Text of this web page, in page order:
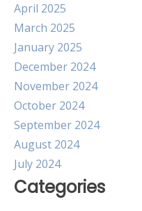
April 2025
March 2025
January 2025
December 2024
November 2024
October 2024
September 2024
August 2024
July 2024
Categories